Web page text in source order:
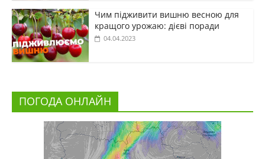
Чим підживити вишню весною для
кращого урожаю: дієві поради
04.04.2023
ПОГОДА ОНЛАЙН